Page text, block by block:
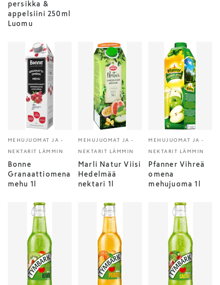
persikka &
appelsiini 250ml
Luomu
MEHUJUOMAT JA -
NEKTARIT LÄMMIN
Bonne
Granaattiomena
mehu 1l
MEHUJUOMAT JA -
NEKTARIT LÄMMIN
Marli Natur Viisi
Hedelmää
nektari 1l
MEHUJUOMAT JA -
NEKTARIT LÄMMIN
Pfanner Vihreä
omena
mehujuoma 1l